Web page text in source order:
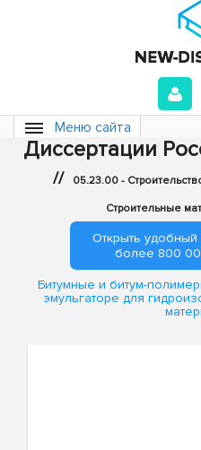
Меню сайта
Диссертации
// 05.23.00 -
Строительные
Открыть удобный
более 800
Битумные и битум-
эмульгаторе для